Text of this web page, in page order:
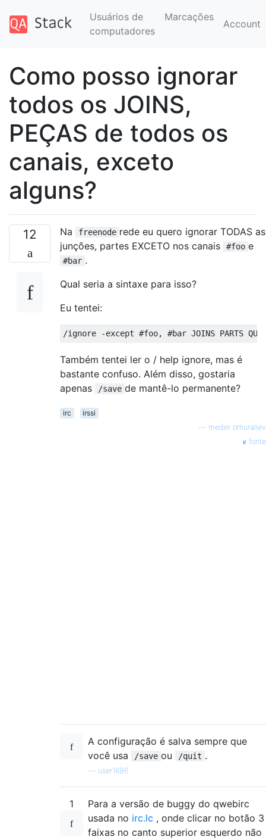
Usuários de
computadores
Marcações
Account
Como posso ignorar
todos os JOINS,
PEÇAS de todos os
canais, exceto
alguns?
12 Na freenode rede eu quero ignorar TODAS as
junções, partes EXCETO nos canais
#foo e
#bar .
Qual seria a sintaxe para isso?
Eu tentei:
Também tentei ler o / help ignore, mas é
bastante confuso. Além disso, gostaria
apenas
/save de mantê-lo permanente?
irc
irssi
meder omuraliev
fonte
A configuração é salva sempre que
você usa
/save ou /quit .
user1686
1
Para a versão de buggy do qwebirc
usada no irc.lc , onde clicar no botão 3
faixas no canto superior esquerdo não